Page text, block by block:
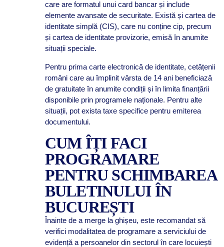
care are formatul unui card bancar și include
elemente avansate de securitate. Există și cartea de
identitate simplă (CIS), care nu conține cip, precum
și cartea de identitate provizorie, emisă în anumite
situații speciale.
Pentru prima carte electronică de identitate, cetățenii
români care au împlinit vârsta de 14 ani beneficiază
de gratuitate în anumite condiții și în limita finanțării
disponibile prin programele naționale. Pentru alte
situații, pot exista taxe specifice pentru emiterea
documentului.
CUM ÎȚI FACI
PROGRAMARE
PENTRU SCHIMBAREA
BULETINULUI ÎN
BUCUREȘTI
Înainte de a merge la ghișeu, este recomandat să
verifici modalitatea de programare a serviciului de
evidență a persoanelor din sectorul în care locuiești